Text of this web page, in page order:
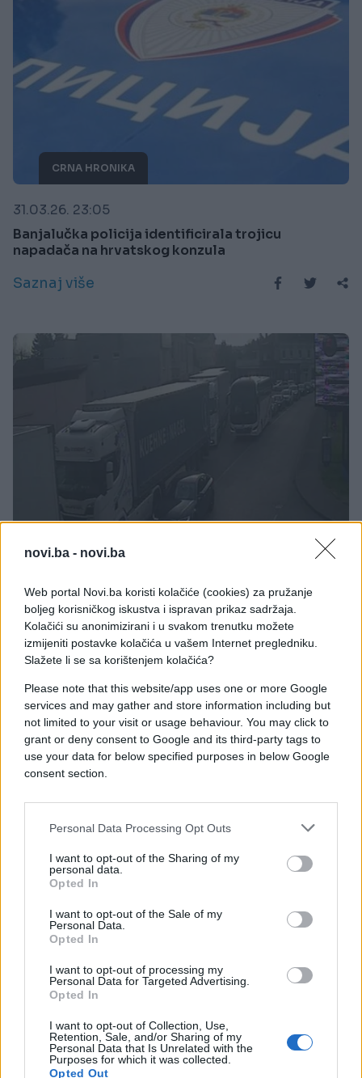
novi.ba - novi.ba
Web portal Novi.ba koristi kolačiće (cookies) za pružanje
boljeg korisničkog iskustva i ispravan prikaz sadržaja.
Kolačići su anonimizirani i u svakom trenutku možete
izmijeniti postavke kolačića u vašem Internet pregledniku.
Slažete li se sa korištenjem kolačića?
Please note that this website/app uses one or more Google
services and may gather and store information including but
not limited to your visit or usage behaviour. You may click to
grant or deny consent to Google and its third-party tags to
use your data for below specified purposes in below Google
consent section.
Personal Data Processing Opt Outs
I want to opt-out of the Sharing of my
personal data.
Opted In
I want to opt-out of the Sale of my
Personal Data.
Opted In
I want to opt-out of processing my
Personal Data for Targeted Advertising.
Opted In
I want to opt-out of Collection, Use,
Retention, Sale, and/or Sharing of my
Personal Data that Is Unrelated with the
Purposes for which it was collected.
Opted Out
CRNA HRONIKA
31.03.26. 23:05
Banjalučka policija identificirala trojicu
napadača na hrvatskog konzula
Saznaj više
Pristižu kamioni na granične prijelaze: MUP-u RS
naređeno da spriječi ugrožavanje prijevoza roba
Saznaj više
BOSNA I HERCEGOVINA
19.03.26. 16:10
Dodik zabranio skup HVO-a u Derventi, MUP RS
spreman
Saznaj više